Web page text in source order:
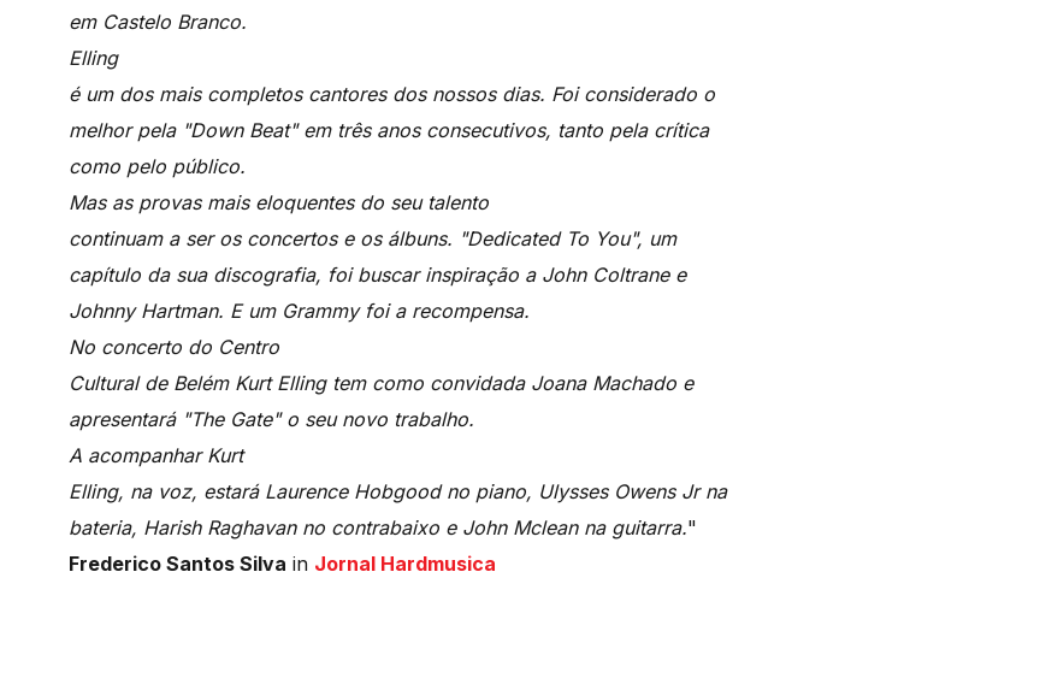
em Castelo Branco.
Elling
é um dos mais completos cantores dos nossos dias. Foi considerado o
melhor pela "Down Beat" em três anos consecutivos, tanto pela crítica
como pelo público.
Mas as provas mais eloquentes do seu talento
continuam a ser os concertos e os álbuns. "Dedicated To You", um
capítulo da sua discografia, foi buscar inspiração a John Coltrane e
Johnny Hartman. E um Grammy foi a recompensa.
No concerto do Centro
Cultural de Belém Kurt Elling tem como convidada Joana Machado e
apresentará "The Gate" o seu novo trabalho.
A acompanhar Kurt
Elling, na voz, estará Laurence Hobgood no piano, Ulysses Owens Jr na
bateria, Harish Raghavan no contrabaixo e John Mclean na guitarra."
Frederico Santos Silva in Jornal Hardmusica